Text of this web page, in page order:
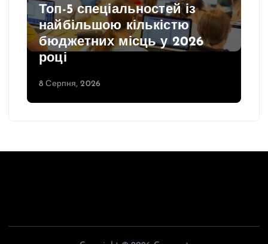
Топ-5 спеціальностей із
найбільшою кількістю
бюджетних місць у 2026
році
8 Серпня, 2026